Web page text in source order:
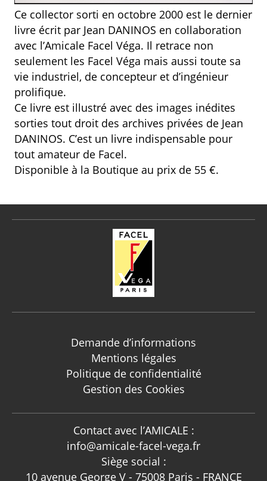
Ce collector sorti en octobre 2000 est le dernier
livre écrit par Jean DANINOS en collaboration
avec l’Amicale Facel Véga. Il retrace non
seulement les Facel Véga mais aussi toute sa
vie industriel, de concepteur et d’ingénieur
prolifique.
Ce livre est illustré avec des images inédites
sorties tout droit des archives privées de Jean
DANINOS. C’est un livre indispensable pour
tout amateur de Facel.
Disponible à la Boutique au prix de 55 €.
Demande d’informations
Mentions légales
Politique de confidentialité
Gestion des Cookies
Contact avec l’AMICALE :
info@amicale-facel-vega.fr
Siège social :
10 avenue George V - 75008 Paris - FRANCE